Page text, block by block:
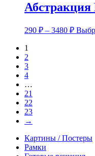
Абстракция
290 ₽ – 3480 ₽
1
2
3
4
…
21
22
23
→
Картины / Постеры
Рамки